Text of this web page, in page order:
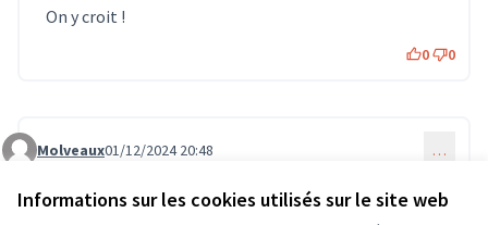
Informations sur les cookies utilisés sur le site web
On y croit !
0 0
Commentaire 1518
Molveaux01/12/2024 20:48 …
Beau projet, je valude